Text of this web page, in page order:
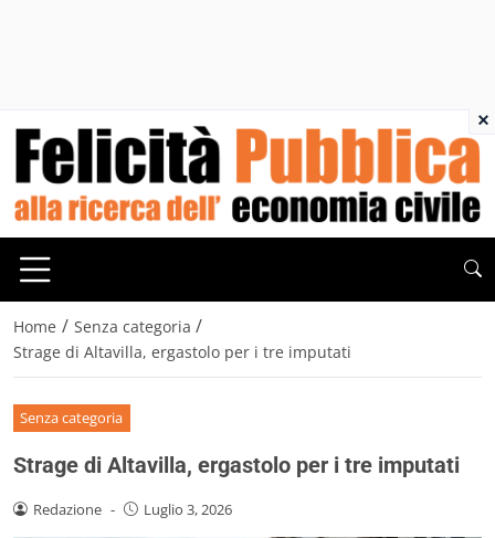
Home / Senza categoria /
Strage di Altavilla, ergastolo per i tre imputati
Senza categoria
Strage di Altavilla, ergastolo per i tre imputati
Redazione - Luglio 3, 2026
×